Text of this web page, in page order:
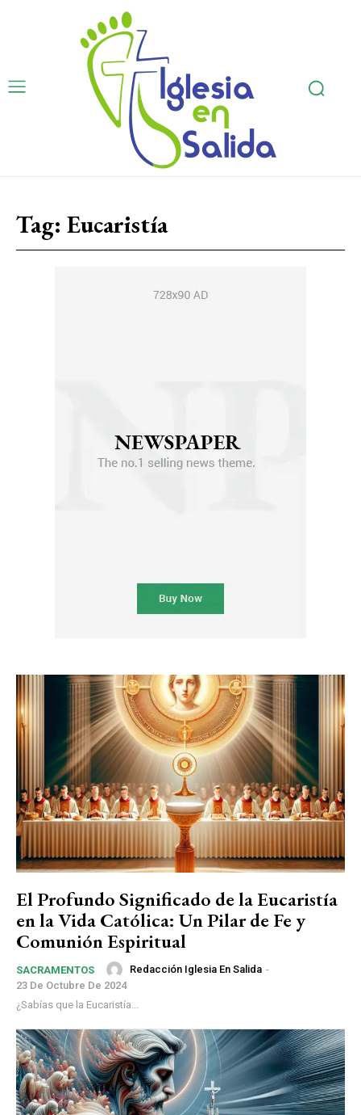
Tag: Eucaristía
El Profundo Significado de la Eucaristía
en la Vida Católica: Un Pilar de Fe y
Comunión Espiritual
SACRAMENTOS Redacción Iglesia En Salida -
23 De Octubre De 2024
¿Sabías que la Eucaristía...